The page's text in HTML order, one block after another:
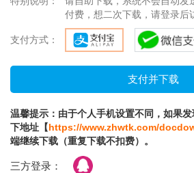
付费，想二次下载，请登录后
支付方式：
温馨提示：由于个人手机设置不同，如果
下地址【https://www.zhwtk.com/
端继续下载（重复下载不扣费）。
三方登录：